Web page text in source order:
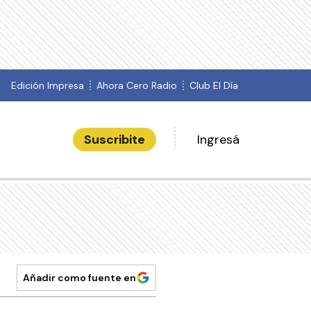
Edición Impresa Ahora Cero Radio Club El Día
Suscribite Ingresá
Añadir como fuente en